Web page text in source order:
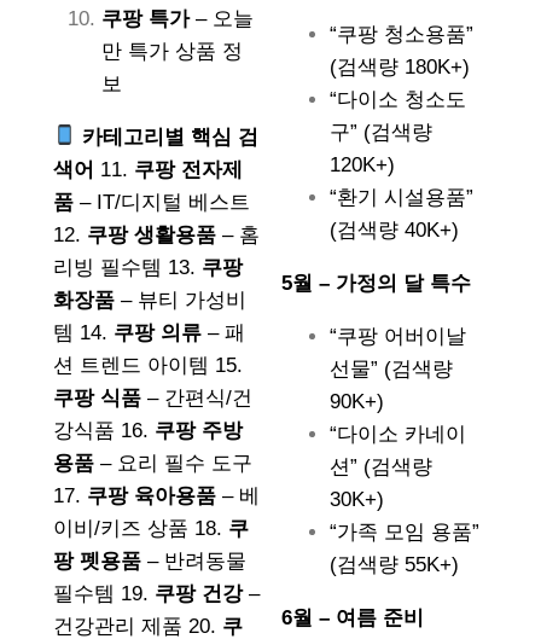
쿠팡 특가– 오늘
만 특가 상품 정
보
카테고리별 핵심 검
색어 11. 쿠팡 전자제
품 – IT/디지털 베스트
12. 쿠팡 생활용품 – 홈
리빙 필수템 13. 쿠팡
화장품 – 뷰티 가성비
템 14. 쿠팡 의류 – 패
션 트렌드 아이템 15.
쿠팡 식품 – 간편식/건
강식품 16. 쿠팡 주방
용품 – 요리 필수 도구
17. 쿠팡 육아용품 – 베
이비/키즈 상품 18. 쿠
팡 펫용품 – 반려동물
필수템 19. 쿠팡 건강–
건강관리 제품 20. 쿠
“쿠팡 청소용품”
(검색량 180K+)
“다이소 청소도
구” (검색량
120K+)
“환기 시설용품”
(검색량 40K+)
5월 – 가정의 달 특수
“쿠팡 어버이날
선물” (검색량
90K+)
“다이소 카네이
션” (검색량
30K+)
“가족 모임 용품”
(검색량 55K+)
6월 – 여름 준비